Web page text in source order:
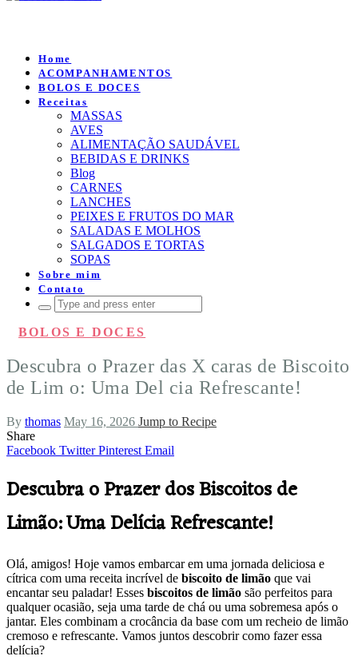
Home
ACOMPANHAMENTOS
BOLOS E DOCES
Receitas
MASSAS
AVES
ALIMENTAÇÃO SAUDÁVEL
BEBIDAS E DRINKS
Blog
CARNES
LANCHES
PEIXES E FRUTOS DO MAR
SALADAS E MOLHOS
SALGADOS E TORTAS
SOPAS
Sobre mim
Contato
Search
for:
BOLOS E DOCES
Descubra o Prazer das X caras de Biscoito
de Lim o: Uma Del cia Refrescante!
By thomas May 16, 2026 Jump to Recipe
Share
Facebook Twitter Pinterest Email
Descubra o Prazer dos Biscoitos de
Limão: Uma Delícia Refrescante!
Olá, amigos! Hoje vamos embarcar em uma jornada deliciosa e
cítrica com uma receita incrível de biscoito de limão que vai
encantar seu paladar! Esses biscoitos de limão são perfeitos para
qualquer ocasião, seja uma tarde de chá ou uma sobremesa após o
jantar. Eles combinam a crocância da base com um recheio de limão
cremoso e refrescante. Vamos juntos descobrir como fazer essa
delícia?